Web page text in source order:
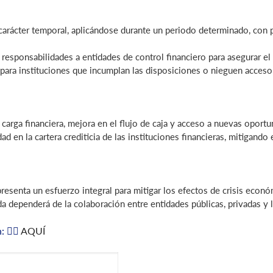
temporal, aplicándose durante un periodo determinado,
responsabilidades a entidades de control financiero para asegurar
instituciones que incumplan las disposiciones o nieguen
financiera, mejora en el flujo de caja y acceso a nuevas
en la cartera crediticia de las instituciones financieras, mitigando
un esfuerzo integral para mitigar los efectos de crisis
dependerá de la colaboración entre entidades públicas, privadas
AQUÍ